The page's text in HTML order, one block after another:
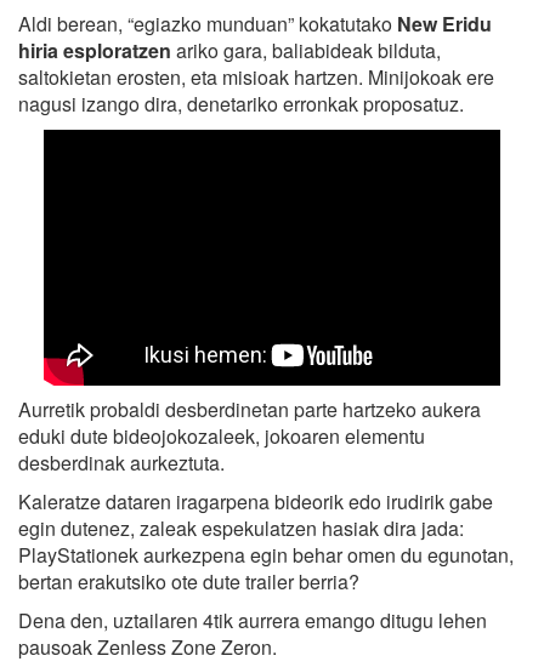
Aldi berean, “egiazko munduan” kokatutako New Eridu
hiria esploratzen ariko gara, baliabideak bilduta,
saltokietan erosten, eta misioak hartzen. Minijokoak ere
nagusi izango dira, denetariko erronkak proposatuz.
Aurretik probaldi desberdinetan parte hartzeko aukera
eduki dute bideojokozaleek, jokoaren elementu
desberdinak aurkeztuta.
Kaleratze dataren iragarpena bideorik edo irudirik gabe
egin dutenez, zaleak espekulatzen hasiak dira jada:
PlayStationek aurkezpena egin behar omen du egunotan,
bertan erakutsiko ote dute trailer berria?
Dena den, uztailaren 4tik aurrera emango ditugu lehen
pausoak Zenless Zone Zeron.